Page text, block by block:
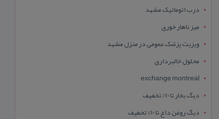
درب اتوماتیک مشهد
میز ناهار خوری
ویزیت پزشک عمومی در منزل مشهد
محلول خالبرداری
exchange montreal
دیگ بخار تا 10% تخفیف
دیگ روغن داغ تا 10% تخفیف